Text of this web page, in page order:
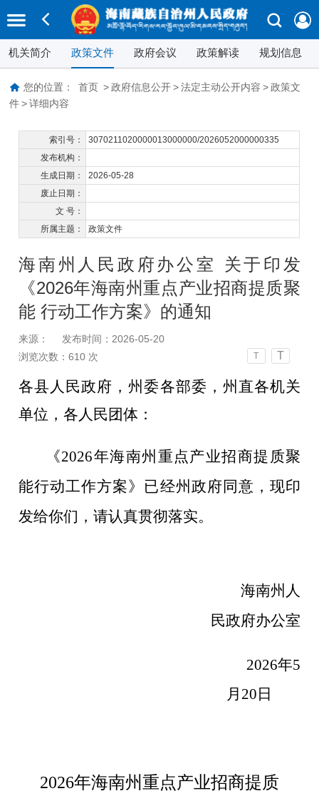
机关简介 政策文件 政府会议 政策解读 规划信息
您的位置： 首页 > 政府信息公开 > 法定主动公开内容 > 政策文
件 > 详细内容
索引号：
3070211020000013000000/2026052000000335
发布机构：
生成日期：
2026-05-28
废止日期：
文 号：
所属主题：
政策文件
海南州人民政府办公室 关于印发
《2026年海南州重点产业招商提质聚
能 行动工作方案》的通知
来源：
发布时间：2026-05-20
浏览次数：610 次 T T
各县人民政府，州委各部委，州直各机关
单位，各人民团体：
《2026年海南州重点产业招商提质聚
能行动工作方案》已经州政府同意，现印
发给你们，请认真贯彻落实。
海南州人
民政府办公室
2026年5
月 20 日
2026年海南州重点产业招商提质